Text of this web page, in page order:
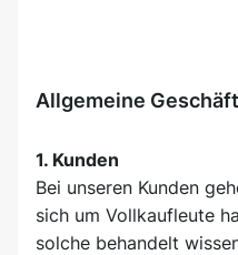
Allgemeine
1. Kunden
Bei unseren Kunden
sich um Vollkaufleute
solche behandelt